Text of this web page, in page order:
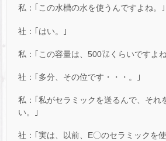
私：｢この水槽の水を使うんですよね。｣
社：｢はい。｣
私：｢この容量は、500㍑くらいですよ
社：｢多分、その位です・・・。｣
私：｢私がセラミックを送るんで、それ
い。｣
社：｢実は、以前、E〇のセラミックを